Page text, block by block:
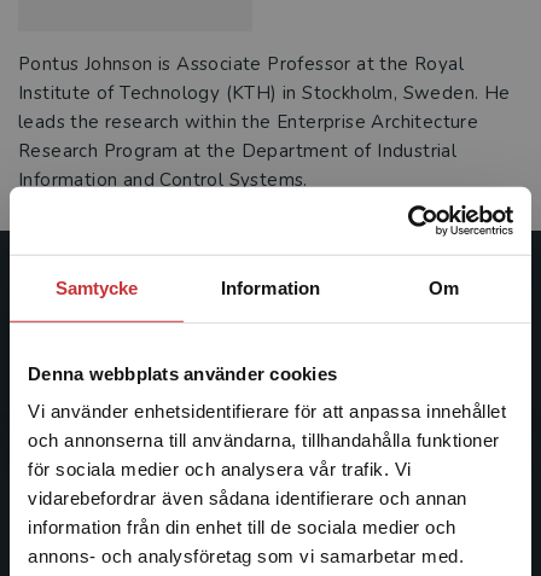
Samtycke Information Om
Denna webbplats använder cookies
Vi använder enhetsidentifierare för att anpassa innehållet
och annonserna till användarna, tillhandahålla funktioner
för sociala medier och analysera vår trafik. Vi
vidarebefordrar även sådana identifierare och annan
information från din enhet till de sociala medier och
annons- och analysföretag som vi samarbetar med.
Begränsad fraktregion
Pontus Johnson is Associate Professor at the Royal
Institute of Technology (KTH) in Stockholm, Sweden. He
leads the research within the Enterprise Architecture
Research Program at the Department of Industrial
Information and Control Systems.
Studentlitteratur
ledande utbildningsförlag. Med läromedel, kurslitteratur,
facklitteratur, utbildningar och digitala
informationstjänster i utbudet, finns Studentlitteratur med
längs hela kunskapsresan.
Kontakta oss